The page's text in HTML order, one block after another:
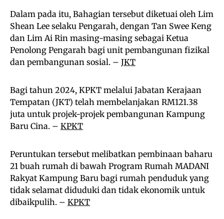
Dalam pada itu, Bahagian tersebut diketuai oleh Lim
Shean Lee selaku Pengarah, dengan Tan Swee Keng
dan Lim Ai Rin masing-masing sebagai Ketua
Penolong Pengarah bagi unit pembangunan fizikal
dan pembangunan sosial. – JKT
Bagi tahun 2024, KPKT melalui Jabatan Kerajaan
Tempatan (JKT) telah membelanjakan RM121.38
juta untuk projek-projek pembangunan Kampung
Baru Cina. – KPKT
Peruntukan tersebut melibatkan pembinaan baharu
21 buah rumah di bawah Program Rumah MADANI
Rakyat Kampung Baru bagi rumah penduduk yang
tidak selamat diduduki dan tidak ekonomik untuk
dibaikpulih. – KPKT